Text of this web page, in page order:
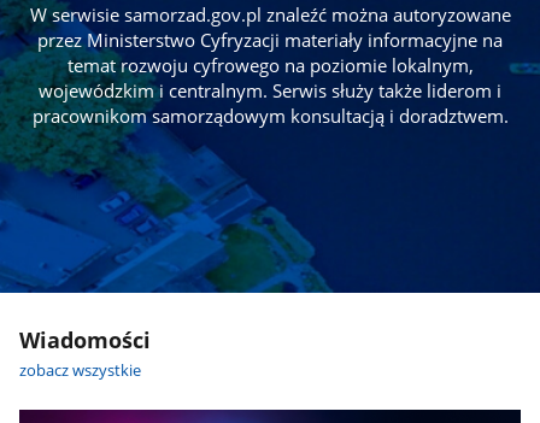
W serwisie samorzad.gov.pl znaleźć można autoryzowane
przez Ministerstwo Cyfryzacji materiały informacyjne na
temat rozwoju cyfrowego na poziomie lokalnym,
wojewódzkim i centralnym. Serwis służy także liderom i
pracownikom samorządowym konsultacją i doradztwem.
Wiadomości
zobacz wszystkie